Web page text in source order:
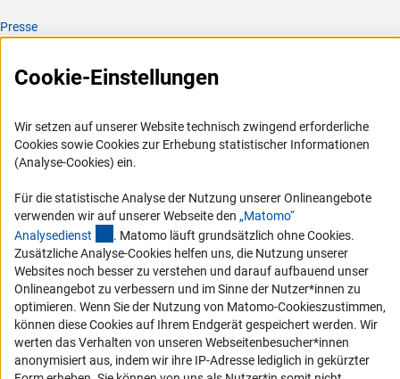
Presse
Karriere
RSS-Feeds
Compliance
Barrierefreiheit
Service und Informationen für Menschen mit Behinderungen
Erklärung zur Barrierefreiheit
Barriere melden
DFG-aktuell
Cookie-Einstellungen
Wir setzen auf unserer Website technisch zwingend erforderliche
Cookies sowie Cookies zur Erhebung statistischer Informationen
(Analyse-Cookies) ein.
Für die statistische Analyse der Nutzung unserer Onlineangebote
verwenden wir auf unserer Webseite den „Matomo“
Analysedienst (externer Link)
. Matomo läuft grundsätzlich ohne Cookies.
Zusätzliche Analyse-Cookies helfen uns, die Nutzung unserer
Websites noch besser zu verstehen und darauf aufbauend unser
Onlineangebot zu verbessern und im Sinne der Nutzer*innen zu
optimieren. Wenn Sie der Nutzung von Matomo-Cookieszustimmen,
können diese Cookies auf Ihrem Endgerät gespeichert werden. Wir
werten das Verhalten von unseren Webseitenbesucher*innen
anonymisiert aus, indem wir ihre IP-Adresse lediglich in gekürzter